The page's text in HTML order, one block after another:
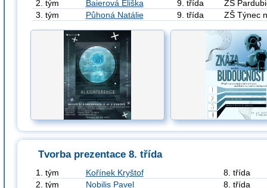
2. tým
Baierová Eliška 9. třída
ZŠ
3. tým
Půhoná Natálie 9. třída ZŠ Týnec
Tvorba prezentace 8. třída
1. tým Kořínek Kryštof
8. třída
2. tým
Nobilis Pavel
8. třída